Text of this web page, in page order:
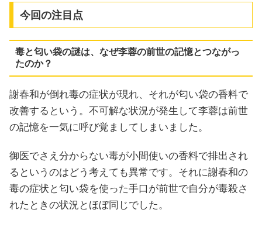
今回の注目点
毒と匂い袋の謎は、なぜ李蓉の前世の記憶とつながっ
たのか？
謝春和が倒れ毒の症状が現れ、それが匂い袋の香料で
改善するという。不可解な状況が発生して李蓉は前世
の記憶を一気に呼び覚ましてしまいました。
御医でさえ分からない毒が小間使いの香料で排出され
るというのはどう考えても異常です。それに謝春和の
毒の症状と匂い袋を使った手口が前世で自分が毒殺さ
れたときの状況とほぼ同じでした。